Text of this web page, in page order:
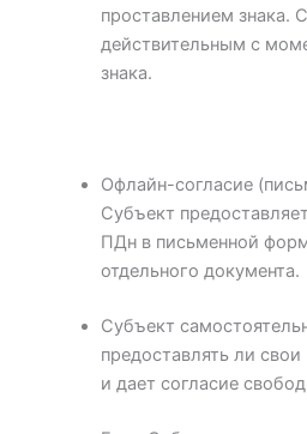
проставлением знака.
действительным с
знака.
Офлайн-согласие
Субъект
ПДн в письменной
отдельного документа.
Субъект
предоставлять ли
и дает согласие